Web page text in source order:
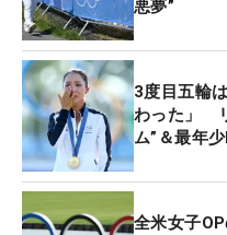
悪夢”
3度目五輪
わった」
ム”＆最年
全米女子